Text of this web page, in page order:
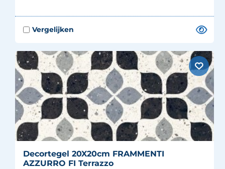
Decortegel 20X20cm FRAMMENTI
AZZURRO FI Terrazzo